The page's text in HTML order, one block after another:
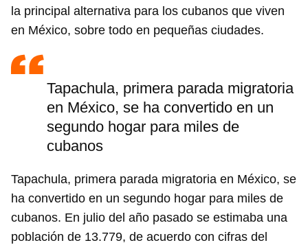
la principal alternativa para los cubanos que viven
en México, sobre todo en pequeñas ciudades.
Tapachula, primera parada migratoria
en México, se ha convertido en un
segundo hogar para miles de
cubanos
Tapachula, primera parada migratoria en México, se
ha convertido en un segundo hogar para miles de
cubanos. En julio del año pasado se estimaba una
población de 13.779, de acuerdo con cifras del